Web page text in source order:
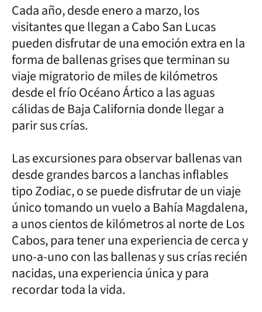
Cada año, desde enero a marzo, los
visitantes que llegan a Cabo San Lucas
pueden disfrutar de una emoción extra en la
forma de ballenas grises que terminan su
viaje migratorio de miles de kilómetros
desde el frío Océano Ártico a las aguas
cálidas de Baja California donde llegar a
parir sus crías.
Las excursiones para observar ballenas van
desde grandes barcos a lanchas inflables
tipo Zodiac, o se puede disfrutar de un viaje
único tomando un vuelo a Bahía Magdalena,
a unos cientos de kilómetros al norte de Los
Cabos, para tener una experiencia de cerca y
uno-a-uno con las ballenas y sus crías recién
nacidas, una experiencia única y para
recordar toda la vida.